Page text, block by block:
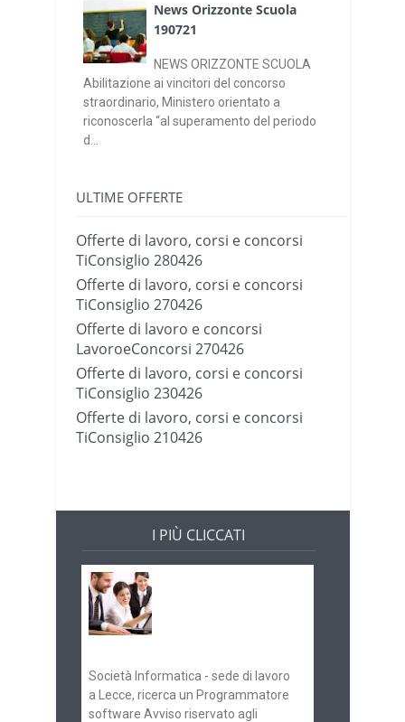
News Orizzonte Scuola
190721
NEWS ORIZZONTE SCUOLA
Abilitazione ai vincitori del concorso
straordinario, Ministero orientato a
riconoscerla “al superamento del periodo
d...
ULTIME OFFERTE
Offerte di lavoro, corsi e concorsi
TiConsiglio 280426
Offerte di lavoro, corsi e concorsi
TiConsiglio 270426
Offerte di lavoro e concorsi
LavoroeConcorsi 270426
Offerte di lavoro, corsi e concorsi
TiConsiglio 230426
Offerte di lavoro, corsi e concorsi
TiConsiglio 210426
I PIÙ CLICCATI
Società Informatica - sede di lavoro
a Lecce, ricerca un Programmatore
software Avviso riservato agli